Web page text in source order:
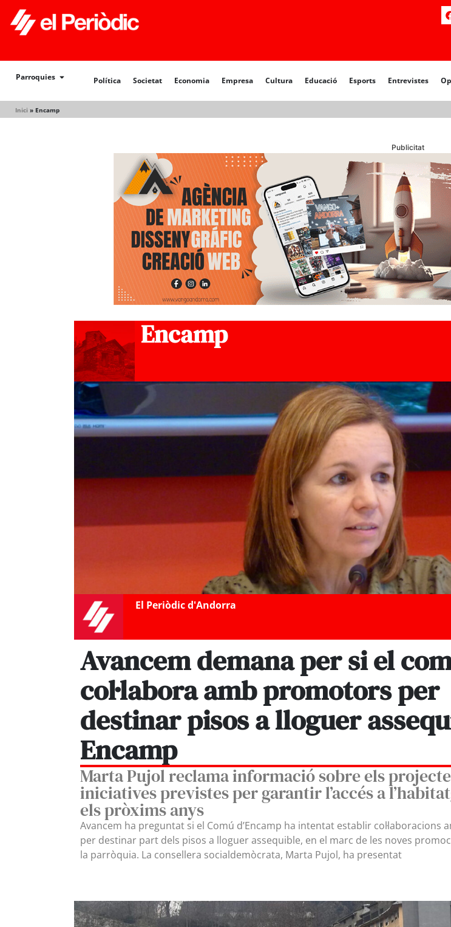
Parroquies Política Societat Economia Empresa Cultura Educació Esports Entrevistes
Inici » Encamp
Política Societat Opinió
Publicitat
Encamp
El Periòdic d'Andorra
Avancem demana per si el
col·labora amb promotors per
destinar pisos a lloguer
Encamp
Marta Pujol reclama informació sobre els
iniciatives previstes per garantir l’accés a
els pròxims anys
Avancem ha preguntat si el Comú d’Encamp ha intentat establir col·laboracions
per destinar part dels pisos a lloguer assequible, en el marc de les noves
la parròquia. La consellera socialdemòcrata, Marta Pujol, ha presentat